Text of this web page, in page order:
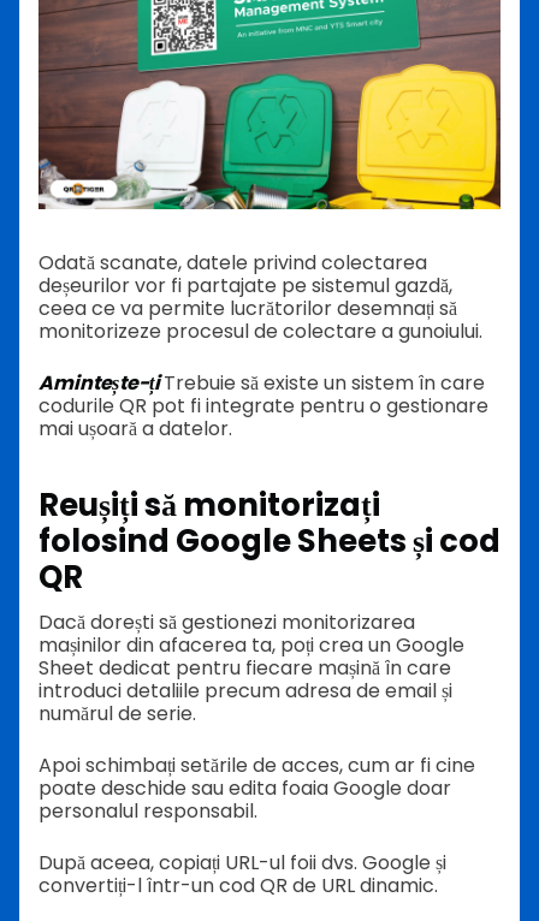
Odată scanate, datele privind colectarea
deșeurilor vor fi partajate pe sistemul gazdă,
ceea ce va permite lucrătorilor desemnați să
monitorizeze procesul de colectare a gunoiului.
Amintește-țiTrebuie să existe un sistem în care
codurile QR pot fi integrate pentru o gestionare
mai ușoară a datelor.
Reușiți să monitorizați
folosind Google Sheets și cod
QR
Dacă dorești să gestionezi monitorizarea
mașinilor din afacerea ta, poți crea un Google
Sheet dedicat pentru fiecare mașină în care
introduci detaliile precum adresa de email și
numărul de serie.
Apoi schimbați setările de acces, cum ar fi cine
poate deschide sau edita foaia Google doar
personalul responsabil.
După aceea, copiați URL-ul foii dvs. Google și
convertiți-l într-un cod QR de URL dinamic.